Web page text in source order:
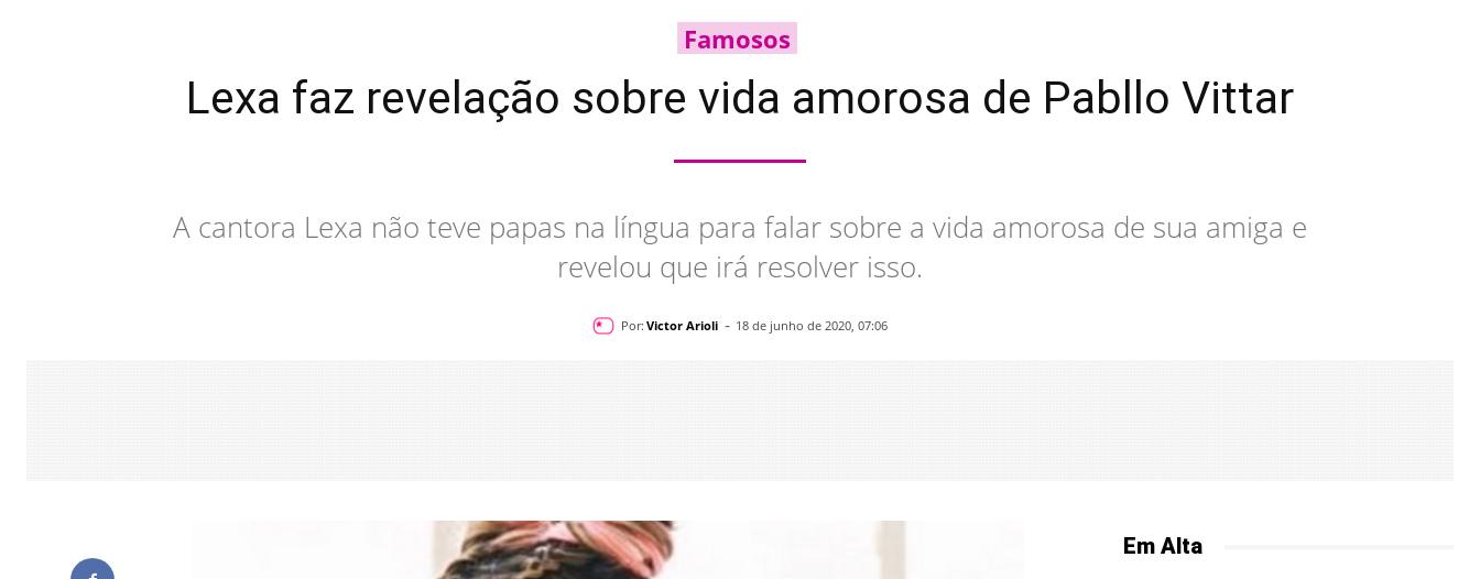
Famosos
Lexa faz revelação sobre vida amorosa de Pabllo Vittar
A cantora Lexa não teve papas na língua para falar sobre a vida amorosa de sua amiga e
revelou que irá resolver isso.
Por: Victor Arioli - 18 de junho de 2020, 07:06
Em Alta